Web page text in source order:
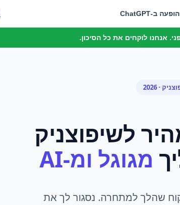
הופעה ב-ChatGPT
לוקחים את כל הסיכון.
· 2026
לשיפוצניק
מגוגל ומ-AI
שהלך למתחרה. נסגור לך את